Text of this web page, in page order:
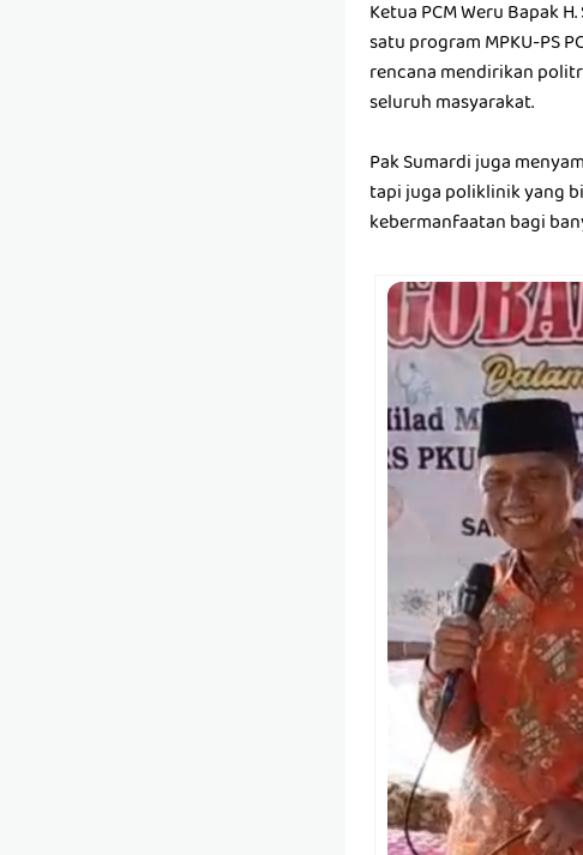
Ketua PCM Weru Bapak
satu program MPKU-PS
rencana mendirikan
seluruh masyarakat.
Pak Sumardi juga
tapi juga poliklinik yang
kebermanfaatan bagi